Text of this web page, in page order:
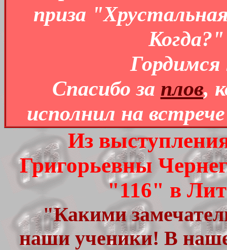
приза
Когда?"
Спасибо за плов,
исполнил на
Из
Григорьевны
"116" в
"Какими
наши ученики! В